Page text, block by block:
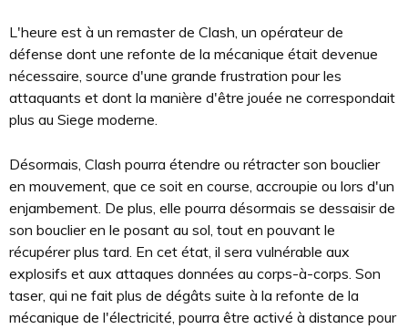
L'heure est à un remaster de Clash, un opérateur de
défense dont une refonte de la mécanique était devenue
nécessaire, source d'une grande frustration pour les
attaquants et dont la manière d'être jouée ne correspondait
plus au Siege moderne.
Désormais, Clash pourra étendre ou rétracter son bouclier
en mouvement, que ce soit en course, accroupie ou lors d'un
enjambement. De plus, elle pourra désormais se dessaisir de
son bouclier en le posant au sol, tout en pouvant le
récupérer plus tard. En cet état, il sera vulnérable aux
explosifs et aux attaques données au corps-à-corps. Son
taser, qui ne fait plus de dégâts suite à la refonte de la
mécanique de l'électricité, pourra être activé à distance pour